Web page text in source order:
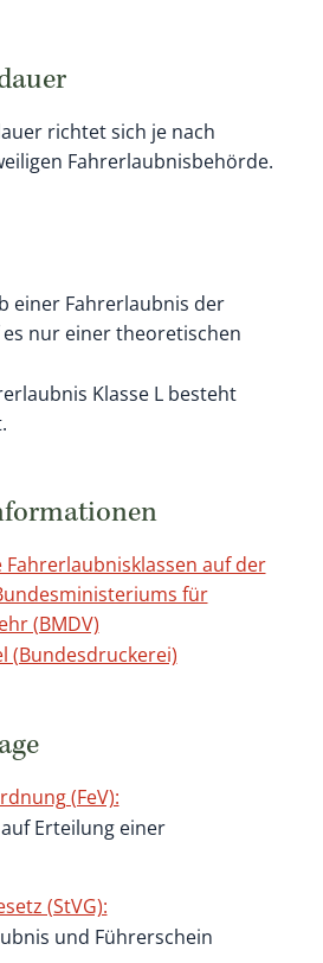
richtet sich je nach
Fahrerlaubnisbehörde.
einer Fahrerlaubnis der
es nur einer theoretischen
Klasse L besteht
auf der
für
(BMDV)
(Bundesdruckerei)
(FeV):
Erteilung einer
(StVG):
und Führerschein